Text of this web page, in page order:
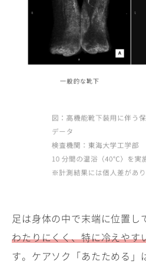
足は身体の中で末端に位置し
わたりにくく、特に冷えやす
す。ケアソク「あたためる」